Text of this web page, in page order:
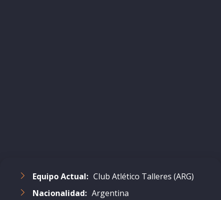
Equipo Actual: Club Atlético Talleres (ARG)
Nacionalidad: Argentina